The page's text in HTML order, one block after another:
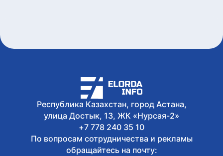
6 августа, 2026
Республика Казахстан, город Астана,
улица Достык, 13, ЖК «Нурсая-2»
+7 778 240 35 10
По вопросам сотрудничества и рекламы
обращайтесь на почту: